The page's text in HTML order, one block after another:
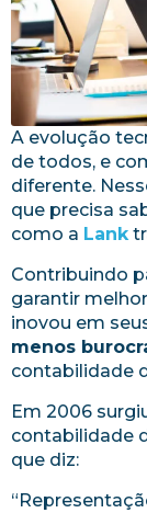
A evolução
de todos, e
diferente.
que precisa
como a Lank
Contribuindo
garantir
inovou em
menos
contabilidade
Em 2006
contabilidade
que diz: